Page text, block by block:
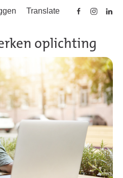
Translate
oplichting